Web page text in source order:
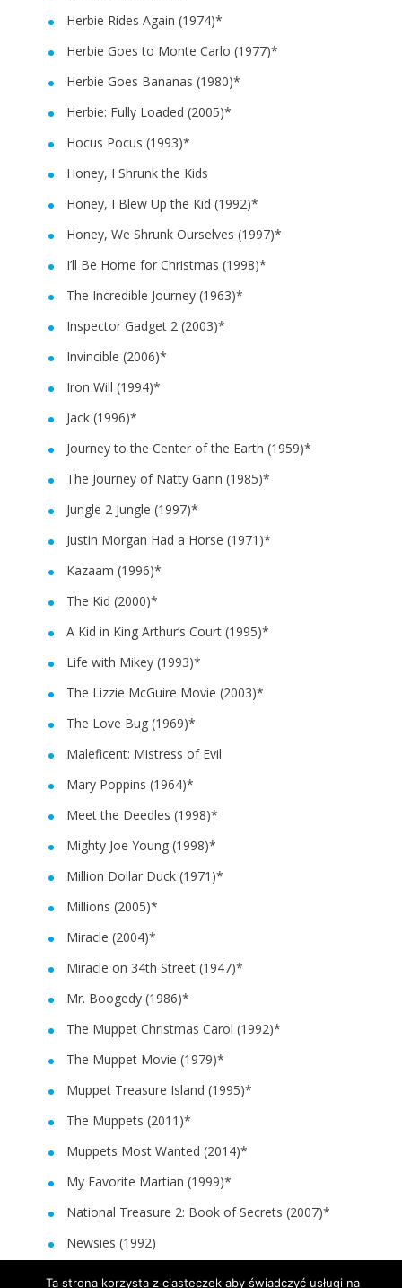
Herbie Rides Again (1974)*
Herbie Goes to Monte Carlo (1977)*
Herbie Goes Bananas (1980)*
Herbie: Fully Loaded (2005)*
Hocus Pocus (1993)*
Honey, I Shrunk the Kids
Honey, I Blew Up the Kid (1992)*
Honey, We Shrunk Ourselves (1997)*
I’ll Be Home for Christmas (1998)*
The Incredible Journey (1963)*
Inspector Gadget 2 (2003)*
Invincible (2006)*
Iron Will (1994)*
Jack (1996)*
Journey to the Center of the Earth (1959)*
The Journey of Natty Gann (1985)*
Jungle 2 Jungle (1997)*
Justin Morgan Had a Horse (1971)*
Kazaam (1996)*
The Kid (2000)*
A Kid in King Arthur’s Court (1995)*
Life with Mikey (1993)*
The Lizzie McGuire Movie (2003)*
The Love Bug (1969)*
Maleficent: Mistress of Evil
Mary Poppins (1964)*
Meet the Deedles (1998)*
Mighty Joe Young (1998)*
Million Dollar Duck (1971)*
Millions (2005)*
Miracle (2004)*
Miracle on 34th Street (1947)*
Mr. Boogedy (1986)*
The Muppet Christmas Carol (1992)*
The Muppet Movie (1979)*
Muppet Treasure Island (1995)*
The Muppets (2011)*
Muppets Most Wanted (2014)*
My Favorite Martian (1999)*
National Treasure 2: Book of Secrets (2007)*
Newsies (1992)
Ta strona korzysta z ciasteczek aby świadczyć usługi na